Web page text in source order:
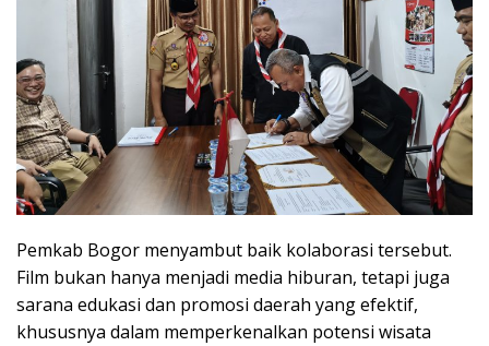
Pemkab Bogor menyambut baik kolaborasi tersebut.
Film bukan hanya menjadi media hiburan, tetapi juga
sarana edukasi dan promosi daerah yang efektif,
khususnya dalam memperkenalkan potensi wisata